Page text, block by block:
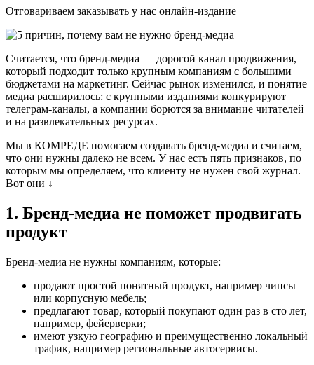
Отговариваем заказывать у нас онлайн-издание
Считается, что бренд-медиа — дорогой канал продвижения,
который подходит только крупным компаниям с большими
бюджетами на маркетинг. Сейчас рынок изменился, и понятие
медиа расширилось: с крупными изданиями конкурируют
телеграм-каналы, а компании борются за внимание читателей
и на развлекательных ресурсах.
Мы в КОМРЕДЕ помогаем создавать бренд-медиа и считаем,
что они нужны далеко не всем. У нас есть пять признаков, по
которым мы определяем, что клиенту не нужен свой журнал.
Вот они ↓
1. Бренд-медиа не поможет продвигать
продукт
Бренд-медиа не нужны компаниям, которые:
продают простой понятный продукт, например чипсы
или корпусную мебель;
предлагают товар, который покупают один раз в сто лет,
например, фейерверки;
имеют узкую географию и преимущественно локальный
трафик, например региональные автосервисы.